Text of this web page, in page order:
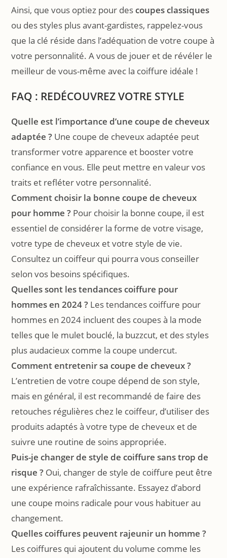
Ainsi, que vous optiez pour descoupes classiques
ou des styles plus avant-gardistes, rappelez-vous
que la clé réside dans l’adéquation de votre coupe à
votre personnalité. A vous de jouer et de révéler le
meilleur de vous-même avec la coiffure idéale !
FAQ : REDÉCOUVREZ VOTRE STYLE
Quelle est l’importance d’une coupe de cheveux
adaptée ? Une coupe de cheveux adaptée peut
transformer votre apparence et booster votre
confiance en vous. Elle peut mettre en valeur vos
traits et refléter votre personnalité.
Comment choisir la bonne coupe de cheveux
pour homme ? Pour choisir la bonne coupe, il est
essentiel de considérer la forme de votre visage,
votre type de cheveux et votre style de vie.
Consultez un coiffeur qui pourra vous conseiller
selon vos besoins spécifiques.
Quelles sont les tendances coiffure pour
hommes en 2024 ? Les tendances coiffure pour
hommes en 2024 incluent des coupes à la mode
telles que le mulet bouclé, la buzzcut, et des styles
plus audacieux comme la coupe undercut.
Comment entretenir sa coupe de cheveux ?
L’entretien de votre coupe dépend de son style,
mais en général, il est recommandé de faire des
retouches régulières chez le coiffeur, d’utiliser des
produits adaptés à votre type de cheveux et de
suivre une routine de soins appropriée.
Puis-je changer de style de coiffure sans trop de
risque ? Oui, changer de style de coiffure peut être
une expérience rafraîchissante. Essayez d’abord
une coupe moins radicale pour vous habituer au
changement.
Quelles coiffures peuvent rajeunir un homme ?
Les coiffures qui ajoutent du volume comme les